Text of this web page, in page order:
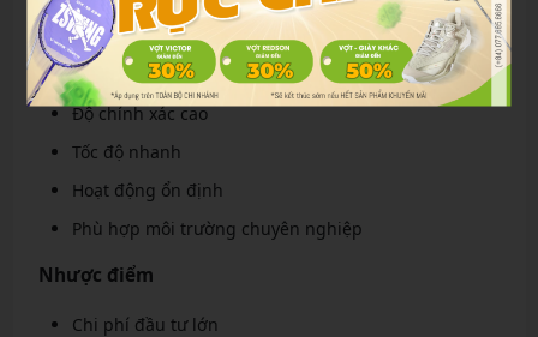
tượng
nghiệp
nhân
nhỏ
Ưu điểm
Độ chính xác cao
Tốc độ nhanh
Hoạt động ổn định
Phù hợp môi trường chuyên nghiệp
Nhược điểm
Chi phí đầu tư lớn